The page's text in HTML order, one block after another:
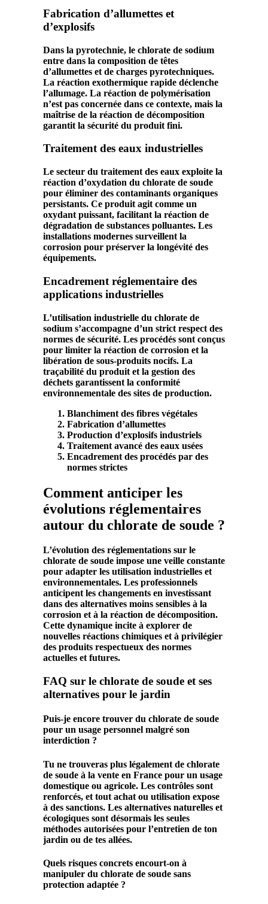
Fabrication d’allumettes et
d’explosifs
Dans la pyrotechnie, le chlorate de sodium
entre dans la composition de têtes
d’allumettes et de charges pyrotechniques.
La réaction exothermique rapide déclenche
l’allumage. La réaction de polymérisation
n’est pas concernée dans ce contexte, mais la
maîtrise de la réaction de décomposition
garantit la sécurité du produit fini.
Traitement des eaux industrielles
Le secteur du traitement des eaux exploite la
réaction d’oxydation du chlorate de soude
pour éliminer des contaminants organiques
persistants. Ce produit agit comme un
oxydant puissant, facilitant la réaction de
dégradation de substances polluantes. Les
installations modernes surveillent la
corrosion pour préserver la longévité des
équipements.
Encadrement réglementaire des
applications industrielles
L’utilisation industrielle du chlorate de
sodium s’accompagne d’un strict respect des
normes de sécurité. Les procédés sont conçus
pour limiter la réaction de corrosion et la
libération de sous-produits nocifs. La
traçabilité du produit et la gestion des
déchets garantissent la conformité
environnementale des sites de production.
Blanchiment des fibres végétales
Fabrication d’allumettes
Production d’explosifs industriels
Traitement avancé des eaux usées
Encadrement des procédés par des
normes strictes
Comment anticiper les
évolutions réglementaires
autour du chlorate de soude ?
L’évolution des réglementations sur le
chlorate de soude impose une veille constante
pour adapter les utilisation industrielles et
environnementales. Les professionnels
anticipent les changements en investissant
dans des alternatives moins sensibles à la
corrosion et à la réaction de décomposition.
Cette dynamique incite à explorer de
nouvelles réactions chimiques et à privilégier
des produits respectueux des normes
actuelles et futures.
FAQ sur le chlorate de soude et ses
alternatives pour le jardin
Puis-je encore trouver du chlorate de soude
pour un usage personnel malgré son
interdiction ?
Tu ne trouveras plus légalement de chlorate
de soude à la vente en France pour un usage
domestique ou agricole. Les contrôles sont
renforcés, et tout achat ou utilisation expose
à des sanctions. Les alternatives naturelles et
écologiques sont désormais les seules
méthodes autorisées pour l’entretien de ton
jardin ou de tes allées.
Quels risques concrets encourt-on à
manipuler du chlorate de soude sans
protection adaptée ?